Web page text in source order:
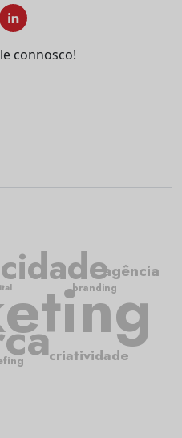
connosco!
criatividade
agência
branding